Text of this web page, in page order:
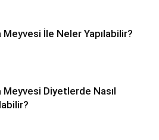
Meyvesi İle Neler Yapılabilir?
Meyvesi Diyetlerde Nasıl